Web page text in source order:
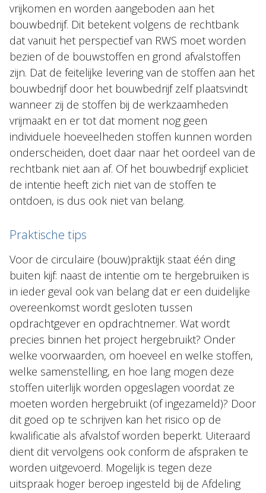
vrijkomen en worden aangeboden aan het
bouwbedrijf. Dit betekent volgens de rechtbank
dat vanuit het perspectief van RWS moet worden
bezien of de bouwstoffen en grond afvalstoffen
zijn. Dat de feitelijke levering van de stoffen aan het
bouwbedrijf door het bouwbedrijf zelf plaatsvindt
wanneer zij de stoffen bij de werkzaamheden
vrijmaakt en er tot dat moment nog geen
individuele hoeveelheden stoffen kunnen worden
onderscheiden, doet daar naar het oordeel van de
rechtbank niet aan af. Of het bouwbedrijf expliciet
de intentie heeft zich niet van de stoffen te
ontdoen, is dus ook niet van belang.
Praktische tips
Voor de circulaire (bouw)praktijk staat één ding
buiten kijf: naast de intentie om te hergebruiken is
in ieder geval ook van belang dat er een duidelijke
overeenkomst wordt gesloten tussen
opdrachtgever en opdrachtnemer. Wat wordt
precies binnen het project hergebruikt? Onder
welke voorwaarden, om hoeveel en welke stoffen,
welke samenstelling, en hoe lang mogen deze
stoffen uiterlijk worden opgeslagen voordat ze
moeten worden hergebruikt (of ingezameld)? Door
dit goed op te schrijven kan het risico op de
kwalificatie als afvalstof worden beperkt. Uiteraard
dient dit vervolgens ook conform de afspraken te
worden uitgevoerd. Mogelijk is tegen deze
uitspraak hoger beroep ingesteld bij de Afdeling